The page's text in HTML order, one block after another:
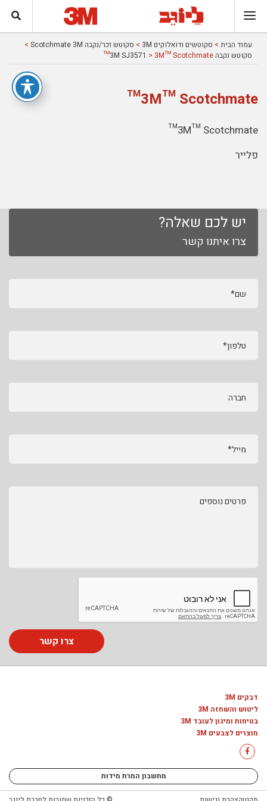
עמוד הבית > סקוטשים ודואלוקים 3M > סקוטש זכר/נקבה Scotchmate 3M
>
סקוטש נקבה 3M SJ3571> 3M™ Scotchmate™
3M™ Scotchmate™
3M™ Scotchmate™
פלייר
יש לכם שאלה?
צרו איתנו קשר
שם*
טלפון*
חברה
מייל*
פרטים נוספים
צרו קשר
דבקים 3M
ליטוש והשחזה 3M
בטיחות ומיגון לעובד 3M
מוצרים לצבעים 3M
מחשבון המרת מידות